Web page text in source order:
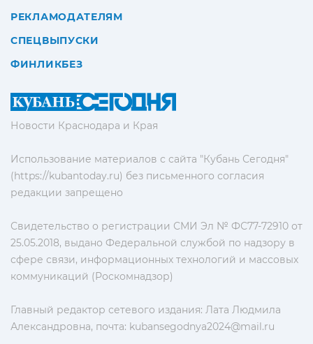
Новости Краснодара и Края
Использование материалов с сайта "Кубань Сегодня"
(https://kubantoday.ru) без письменного согласия
редакции запрещено
Свидетельство о регистрации СМИ Эл № ФС77-72910 от
25.05.2018, выдано Федеральной службой по надзору в
сфере связи, информационных технологий и массовых
коммуникаций (Роскомнадзор)
Главный редактор сетевого издания: Лата Людмила
Александровна, почта: kubansegodnya2024@mail.ru
РЕКЛАМОДАТЕЛЯМ
СПЕЦВЫПУСКИ
ФИНЛИКБЕЗ